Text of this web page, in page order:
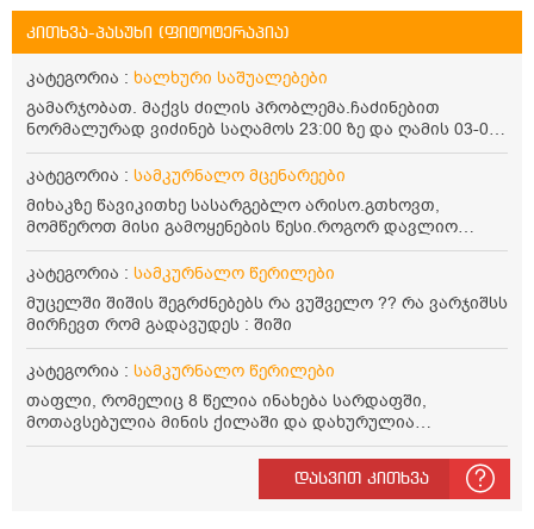
კითხვა-პასუხი (ფიტოტერაპია)
კატეგორია : ხალხური საშუალებები
გამარჯობათ. მაქვს ძილის პრობლემა.ჩაძინებით
ნორმალურად ვიძინებ საღამოს 23:00 ზე და ღამის 03-00
ან 04:00 საათზე მეღვიძება და მერე ვერ ვიძინებ
ვერაფრით.რამე ხალხური საშუალება თუ არის ამ
პრობლემის მოსაგვარებლად
კატეგორია : სამკურნალო მცენარეები
მიხაკზე წავიკითხე სასარგებლო არისო.გთხოვთ,
მომწეროთ მისი გამოყენების წესი.როგორ დავლიო
მიხაკის ჩაი. ასევე მაინტერესებს ლეიკოციტები მაქვს
ოდნავ დაბალი და წავიკითხე ლეიკოციტების დონეს
კატეგორია : სამკურნალო წერილები
მუცელში შიშის შეგრძნებებს რა ვუშველო ?? რა ვარჯიშსს
მირჩევთ რომ გადავუდეს : შიში
კატეგორია : სამკურნალო წერილები
თაფლი, რომელიც 8 წელია ინახება სარდაფში,
მოთავსებულია მინის ქილაში და დახურულია
პლასტმასის სახურავით. ექნება თუ არა შენარჩუნებული
სასარგებლო თვისებები და შეიძლება თუ არა მისი
დასვით კითხვა